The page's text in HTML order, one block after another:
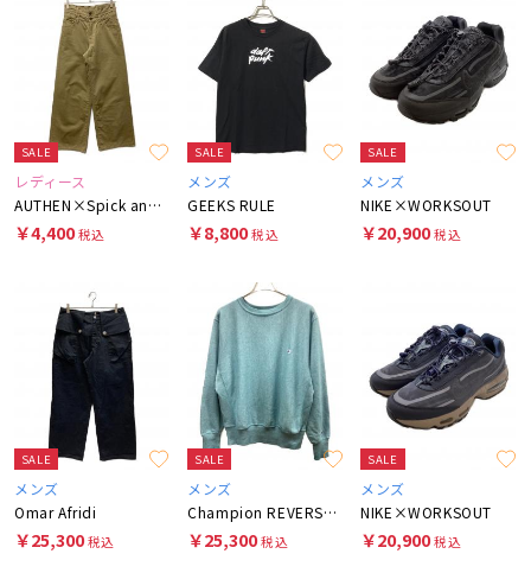
SALE
レディース
AUTHEN×Spick and Span
￥4,400税込
SALE
メンズ
GEEKS RULE
￥8,800税込
SALE
メンズ
NIKE×WORKSOUT
￥20,900税込
SALE
メンズ
Omar Afridi
￥25,300税込
SALE
メンズ
Champion REVERSE WEAVE
￥25,300税込
SALE
メンズ
NIKE×WORKSOUT
￥20,900税込